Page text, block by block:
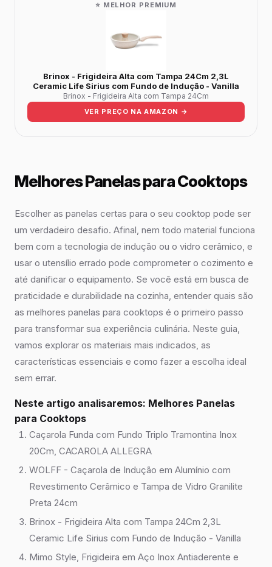
⭐ MELHOR PREMIUM
Brinox - Frigideira Alta com Tampa 24Cm 2,3L
Ceramic Life Sirius com Fundo de Indução - Vanilla
Brinox - Frigideira Alta com Tampa 24Cm
VER PREÇO NA AMAZON →
Melhores Panelas para Cooktops
Escolher as panelas certas para o seu cooktop pode ser
um verdadeiro desafio. Afinal, nem todo material funciona
bem com a tecnologia de indução ou o vidro cerâmico, e
usar o utensílio errado pode comprometer o cozimento e
até danificar o equipamento. Se você está em busca de
praticidade e durabilidade na cozinha, entender quais são
as melhores panelas para cooktops é o primeiro passo
para transformar sua experiência culinária. Neste guia,
vamos explorar os materiais mais indicados, as
características essenciais e como fazer a escolha ideal
sem errar.
Neste artigo analisaremos: Melhores Panelas
para Cooktops
Caçarola Funda com Fundo Triplo Tramontina Inox
20Cm, CACAROLA ALLEGRA
WOLFF - Caçarola de Indução em Alumínio com
Revestimento Cerâmico e Tampa de Vidro Granilite
Preta 24cm
Brinox - Frigideira Alta com Tampa 24Cm 2,3L
Ceramic Life Sirius com Fundo de Indução - Vanilla
Mimo Style, Frigideira em Aço Inox Antiaderente e